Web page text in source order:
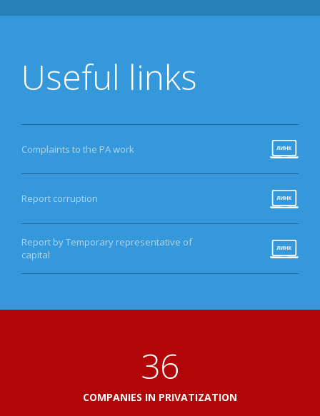
Useful links
Complaints to the PA work
Report corruption
Report by Temporary representative of
capital
41
COMPANIES IN PRIVATIZATION